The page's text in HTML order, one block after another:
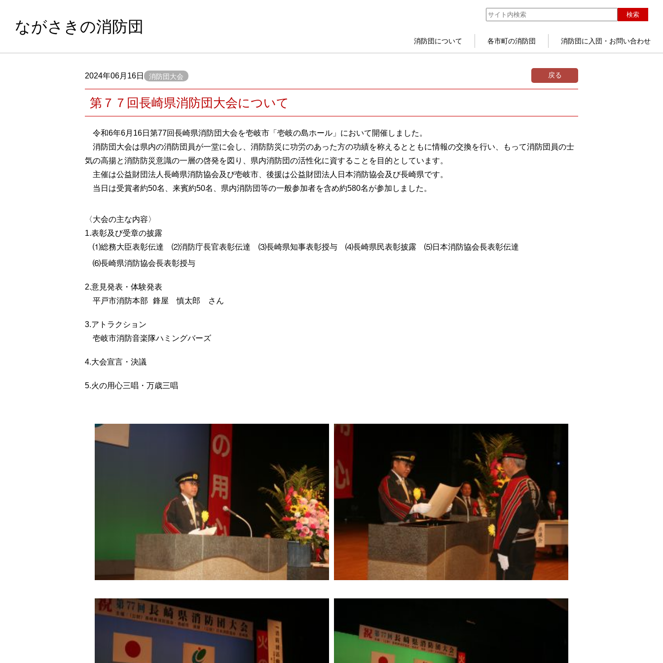
ながさきの消防団
検索
消防団について 各市町の消防団 消防団に入団・お問い合わせ
2024年06月16日 消防団大会 戻る
第７７回長崎県消防団大会について
令和6年6月16日第77回長崎県消防団大会を壱岐市「壱岐の島ホール」において開催しました。
消防団大会は県内の消防団員が一堂に会し、消防防災に功労のあった方の功績を称えるとともに情報の交換を行い、もって消防団員の士
気の高揚と消防防災意識の一層の啓発を図り、県内消防団の活性化に資することを目的としています。
主催は公益財団法人長崎県消防協会及び壱岐市、後援は公益財団法人日本消防協会及び長崎県です。
当日は受賞者約50名、来賓約50名、県内消防団等の一般参加者を含め約580名が参加しました。
〈大会の主な内容〉
1.表彰及び受章の披露
⑴総務大臣表彰伝達
⑵消防庁長官表彰伝達 ⑶長崎県知事表彰授与 ⑷長崎県民表彰披露
⑸日本消防協会長表彰伝達
⑹長崎県消防協会長表彰授与
2.意見発表・体験発表
平戸市消防本部
鋒屋 慎太郎 さん
3.アトラクション
壱岐市消防音楽隊ハミングバーズ
4.大会宣言・決議
5.火の用心三唱・万歳三唱